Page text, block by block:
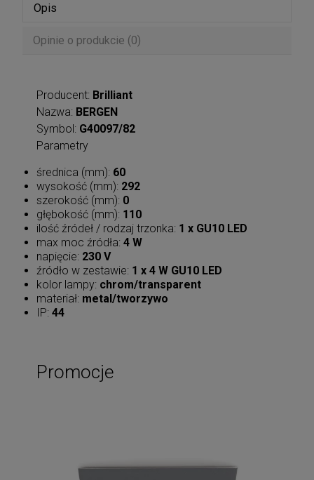
Opis
Opinie o produkcie (0)
Producent: Brilliant
Nazwa: BERGEN
Symbol: G40097/82
Parametry
średnica (mm): 60
wysokość (mm): 292
szerokość (mm): 0
głębokość (mm): 110
ilość źródeł / rodzaj trzonka: 1 x GU10 LED
max moc źródła: 4 W
napięcie: 230 V
źródło w zestawie: 1 x 4 W GU10 LED
kolor lampy: chrom/transparent
materiał: metal/tworzywo
IP: 44
Promocje